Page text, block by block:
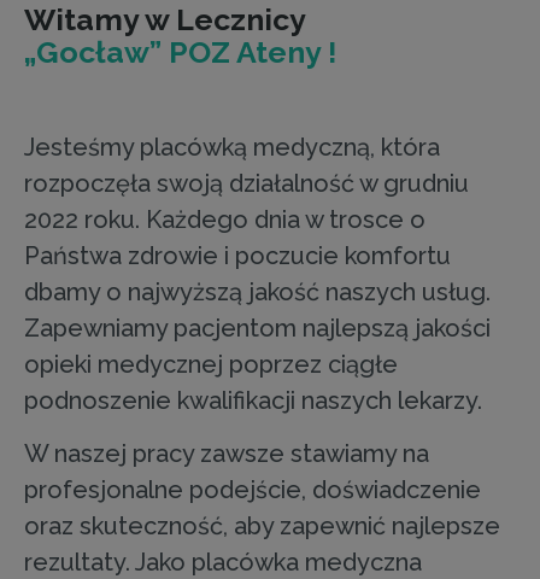
Witamy w Lecznicy
„Gocław” POZ Ateny !
Jesteśmy placówką medyczną, która
rozpoczęła swoją działalność w grudniu
2022 roku. Każdego dnia w trosce o
Państwa zdrowie i poczucie komfortu
dbamy o najwyższą jakość naszych usług.
Zapewniamy pacjentom najlepszą jakości
opieki medycznej poprzez ciągłe
podnoszenie kwalifikacji naszych lekarzy.
W naszej pracy zawsze stawiamy na
profesjonalne podejście, doświadczenie
oraz skuteczność, aby zapewnić najlepsze
rezultaty. Jako placówka medyczna